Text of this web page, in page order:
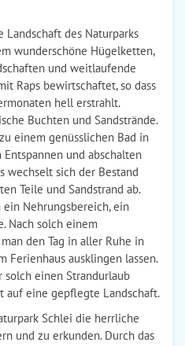
des Naturparks
wunderschöne Hügelketten,
und weitlaufende
Raps bewirtschaftet, so dass
hell erstrahlt.
Buchten und Sandstrände.
einem genüsslichen Bad in
und abschalten
wechselt sich der Bestand
Teile und Sandstrand ab.
Nehrungsbereich, ein
Nach solch einem
den Tag in aller Ruhe in
Ferienhaus ausklingen lassen.
solch einen Strandurlaub
auf eine gepflegte Landschaft.
Schlei die herrliche
und zu erkunden. Durch das